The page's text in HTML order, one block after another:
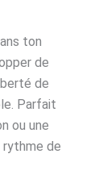
ton
de
de
Parfait
ou une
rythme de